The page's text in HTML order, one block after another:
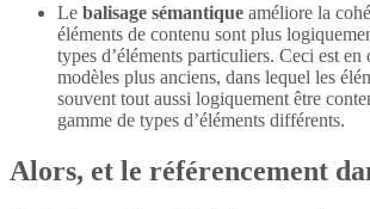
Le balisage sémantique améliore la
éléments de contenu sont plus
types d’éléments particuliers. Ceci est en
modèles plus anciens, dans lequel les
souvent tout aussi logiquement être
gamme de types d’éléments différents.
Alors, et le référencement